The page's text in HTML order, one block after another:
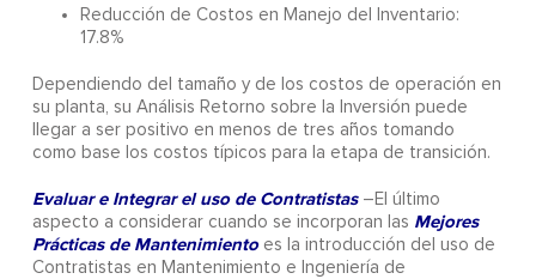
Reducción de Costos en Manejo del Inventario:
17.8%
Dependiendo del tamaño y de los costos de operación en
su planta, su Análisis Retorno sobre la Inversión puede
llegar a ser positivo en menos de tres años tomando
como base los costos típicos para la etapa de transición.
Evaluar e Integrar el uso de Contratistas –El último
aspecto a considerar cuando se incorporan las Mejores
Prácticas de Mantenimientoes la introducción del uso de
Contratistas en Mantenimiento e Ingeniería de